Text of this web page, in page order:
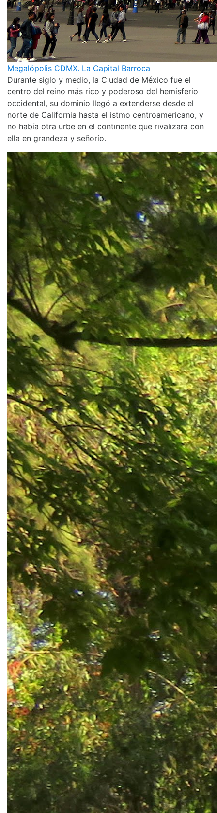
Megalópolis CDMX. La Capital Barroca
Durante siglo y medio, la Ciudad de México fue el
centro del reino más rico y poderoso del hemisferio
occidental, su dominio llegó a extenderse desde el
norte de California hasta el istmo centroamericano, y
no había otra urbe en el continente que rivalizara con
ella en grandeza y señorío.